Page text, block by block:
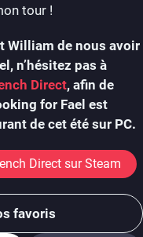
tour !
William de nous avoir
n’hésitez pas à
Direct, afin de
for Fael est
de cet été sur PC.
Direct sur Steam
favoris